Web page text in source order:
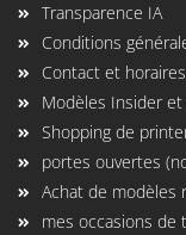
Transparence IA
Conditions
Contact et
Modèles Insider
Shopping de
portes ouvertes
Achat de modèles
mes occasions de